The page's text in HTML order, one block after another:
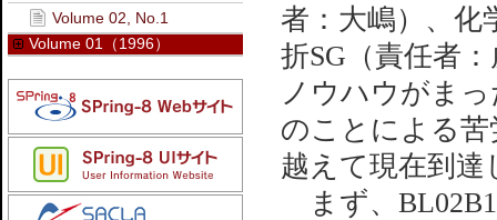
者：大嶋）、化
折SG（責任者
ノウハウがま
のことによる
越えて現在到
まず、
Volume 02, No.1
Volume 01（1996）